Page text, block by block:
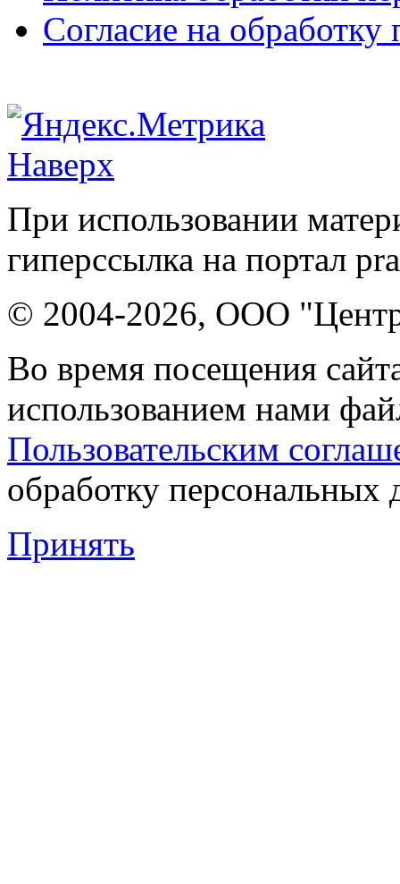
Согласие на
Наверх
При использовании
гиперссылка на портал
© 2004-2026, ООО "Центр
Во время посещения
использованием нами
Пользовательским
обработку персональных
Принять